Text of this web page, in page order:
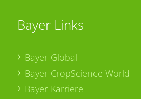
Bayer Links
Bayer Global
Bayer CropScience World
Bayer Karriere